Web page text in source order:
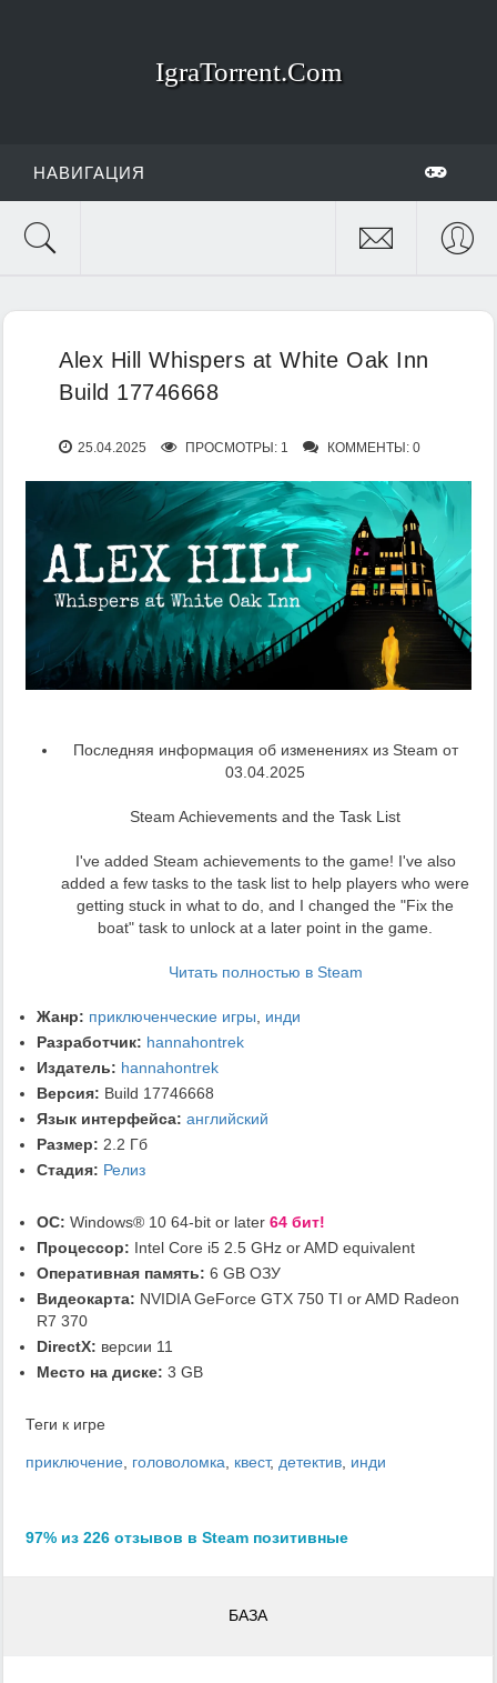
IgraTorrent.Com
НАВИГАЦИЯ
Alex Hill Whispers at White Oak Inn
Build 17746668
25.04.2025 ПРОСМОТРЫ: 1 КОММЕНТЫ: 0
Последняя информация об изменениях из Steam от
03.04.2025
Steam Achievements and the Task List
I've added Steam achievements to the game! I've also
added a few tasks to the task list to help players who were
getting stuck in what to do, and I changed the "Fix the
boat" task to unlock at a later point in the game.
Читать полностью в Steam
Жанр: приключенческие игры
инди
Разработчик: hannahontrek
Издатель: hannahontrek
Версия: Build 17746668
Язык интерфейса: английский
Размер: 2.2 Гб
Стадия: Релиз
ОС: Windows® 10 64-bit or later 64 бит!
Процессор: Intel Core i5 2.5 GHz or AMD equivalent
Оперативная память: 6 GB ОЗУ
Видеокарта: NVIDIA GeForce GTX 750 TI or AMD Radeon
R7 370
DirectX: версии 11
Место на диске: 3 GB
Теги к игре
приключение головоломка квест, детектив инди
97% из 226 отзывов в Steam позитивные
БАЗА